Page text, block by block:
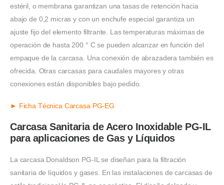
estéril, o membrana garantizan una tasas de retención hacia
abajo de 0,2 micras y con un enchufe especial garantiza un
ajuste fijo del elemento filtrante. Las temperaturas máximas de
operación de hasta 200 ° C se pueden alcanzar en función del
empaque de la carcasa. Una conexión de abrazadera también es
ofrecida. Otras carcasas para caudales mayores y otras
conexiones están disponibles bajo pedido.
► Ficha Técnica Carcasa PG-EG
Carcasa Sanitaria de Acero Inoxidable PG-IL
para aplicaciones de Gas y Líquidos
La carcasa Donaldson PG-IL se diseñan para la filtración
sanitaria de líquidos y gases. En las instalaciones de carcasas de